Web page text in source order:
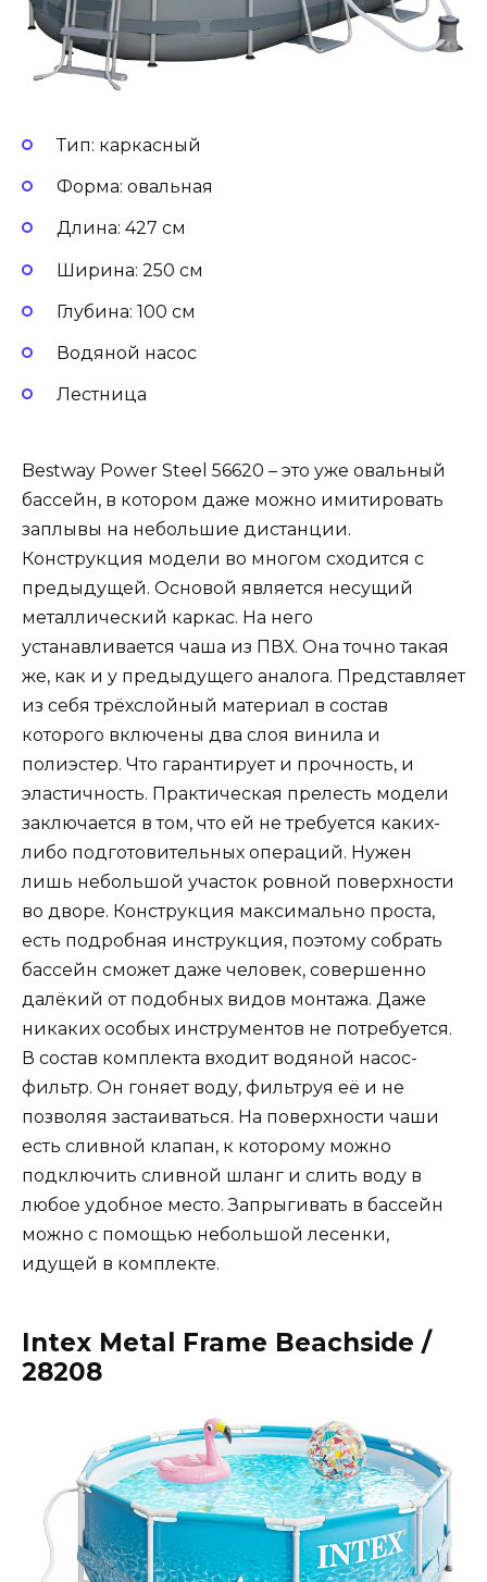
Тип: каркасный
Форма: овальная
Длина: 427 см
Ширина: 250 см
Глубина: 100 см
Водяной насос
Лестница
Bestway Power Steel 56620 – это уже овальный
бассейн, в котором даже можно имитировать
заплывы на небольшие дистанции.
Конструкция модели во многом сходится с
предыдущей. Основой является несущий
металлический каркас. На него
устанавливается чаша из ПВХ. Она точно такая
же, как и у предыдущего аналога. Представляет
из себя трёхслойный материал в состав
которого включены два слоя винила и
полиэстер. Что гарантирует и прочность, и
эластичность. Практическая прелесть модели
заключается в том, что ей не требуется каких-
либо подготовительных операций. Нужен
лишь небольшой участок ровной поверхности
во дворе. Конструкция максимально проста,
есть подробная инструкция, поэтому собрать
бассейн сможет даже человек, совершенно
далёкий от подобных видов монтажа. Даже
никаких особых инструментов не потребуется.
В состав комплекта входит водяной насос-
фильтр. Он гоняет воду, фильтруя её и не
позволяя застаиваться. На поверхности чаши
есть сливной клапан, к которому можно
подключить сливной шланг и слить воду в
любое удобное место. Запрыгивать в бассейн
можно с помощью небольшой лесенки,
идущей в комплекте.
Intex Metal Frame Beachside /
28208